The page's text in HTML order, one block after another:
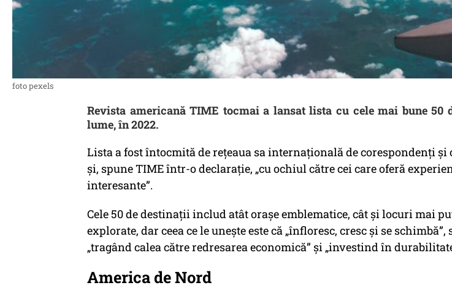
foto pexels
Revista americană TIME tocmai a lansat lista cu cele mai bune 50
lume, în 2022.
Lista a fost întocmită de rețeaua sa internațională de corespondenți
și, spune TIME într-o declarație, „cu ochiul către cei care oferă
interesante”.
Cele 50 de destinații includ atât orașe emblematice, cât și locuri mai
explorate, dar ceea ce le unește este că „înfloresc, cresc și se schimbă”,
„tragând calea către redresarea economică” și „investind în
America de Nord